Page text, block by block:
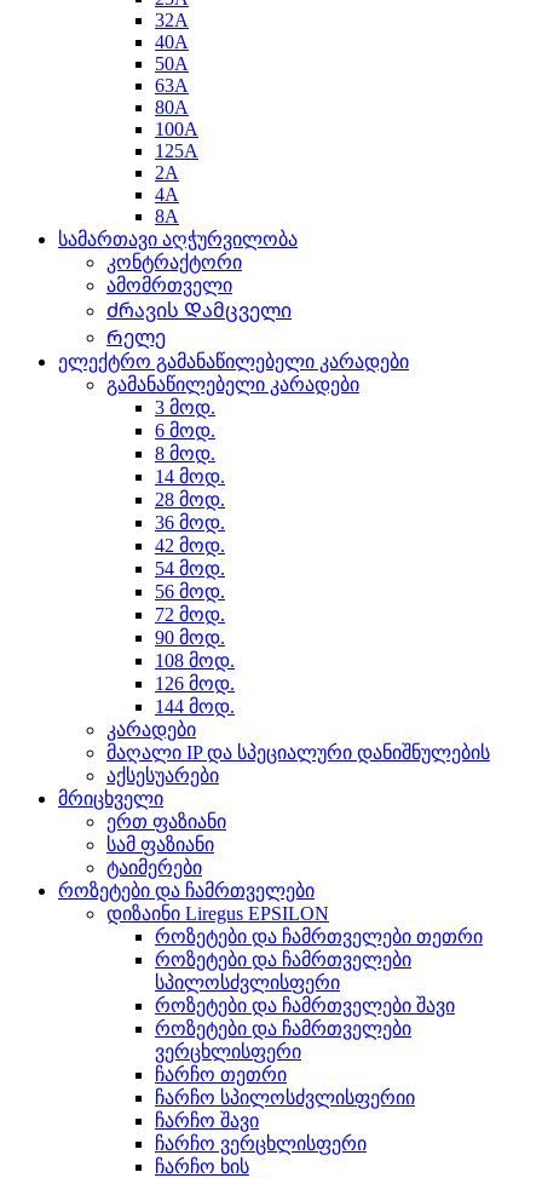
32A
40A
50A
63A
80A
100A
125A
2A
4A
8A
სამართავი აღჭურვილობა
კონტრაქტორი
ამომრთველი
Ძრავის Დამცველი
Რელე
ელექტრო გამანაწილებელი კარადები
გამანაწილებელი კარადები
3 მოდ.
6 მოდ.
8 მოდ.
14 მოდ.
28 მოდ.
36 მოდ.
42 მოდ.
54 მოდ.
56 მოდ.
72 მოდ.
90 მოდ.
108 მოდ.
126 მოდ.
144 მოდ.
კარადები
მაღალი IP და სპეციალური დანიშნულების
აქსესუარები
მრიცხველი
ერთ ფაზიანი
სამ ფაზიანი
ტაიმერები
როზეტები და ჩამრთველები
დიზაინი Liregus EPSILON
როზეტები და ჩამრთველები თეთრი
როზეტები და ჩამრთველები
სპილოსძვლისფერი
როზეტები და ჩამრთველები შავი
როზეტები და ჩამრთველები
ვერცხლისფერი
ჩარჩო თეთრი
ჩარჩო სპილოსძვლისფერიი
ჩარჩო შავი
ჩარჩო ვერცხლისფერი
ჩარჩო ხის